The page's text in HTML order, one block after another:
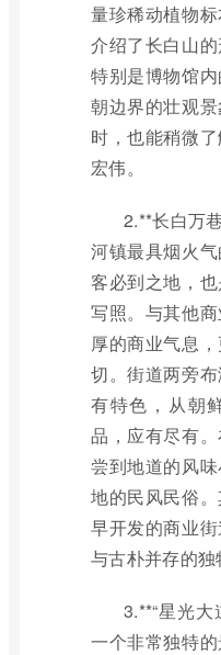
量珍稀动植物
介绍了长白山的
特别是博物馆
朝边界的壮观
时，也能稍微
宏伟。
2.**长白万
河镇最具烟火
客必到之地，
写照。与其他
厚的商业气息
切。街道两旁
有特色，从朝
品，应有尽有
尝到地道的风
地的民风民俗
早开发的商业
与古朴并存的独
3.**“星光
一个非常独特